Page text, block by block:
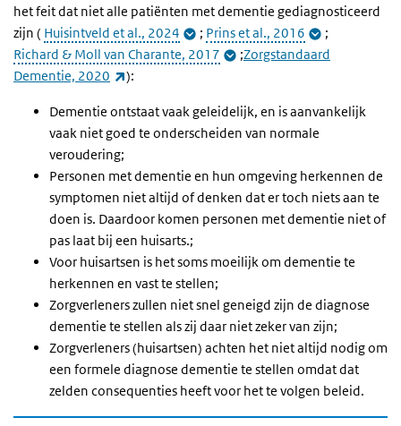
het feit dat niet alle patiënten met dementie gediagnosticeerd
zijn ( Huisintveld et al., 2024 ; Prins et al., 2016
;
Richard & Moll van Charante, 2017
;Zorgstandaard
Dementie, 2020
(externe link)
):
Dementie ontstaat vaak geleidelijk, en is aanvankelijk
vaak niet goed te onderscheiden van normale
veroudering;
Personen met dementie en hun omgeving herkennen de
symptomen niet altijd of denken dat er toch niets aan te
doen is. Daardoor komen personen met dementie niet of
pas laat bij een huisarts.;
Voor huisartsen is het soms moeilijk om dementie te
herkennen en vast te stellen;
Zorgverleners zullen niet snel geneigd zijn de diagnose
dementie te stellen als zij daar niet zeker van zijn;
Zorgverleners (huisartsen) achten het niet altijd nodig om
een formele diagnose dementie te stellen omdat dat
zelden consequenties heeft voor het te volgen beleid.